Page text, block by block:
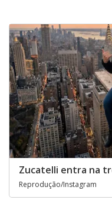
Zucatelli entra na
Reprodução/Instagram